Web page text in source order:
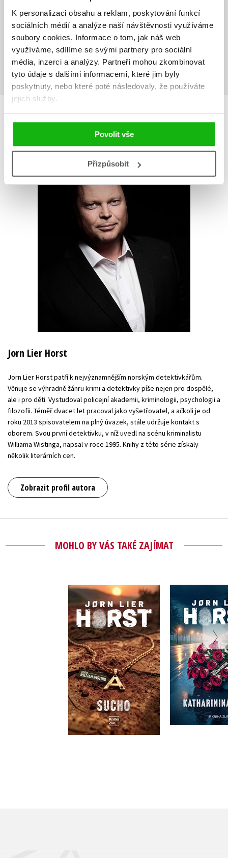
K personalizaci obsahu a reklam, poskytování funkcí
sociálních médií a analýze naší návštěvnosti využíváme
soubory cookies. Informace o tom, jak náš web
využíváme, sdílíme se svými partnery pro sociální
média, inzerci a analýzy. Partneři mohou zkombinovat
tyto údaje s dalšími informacemi, které jim byly
poskytnuty, nebo které poté následovaly, že používáte
jejich služby.
Povolit vše
Přizpůsobit
Vaše hodnocení
Uživatelskou recenzi mohou vkládat pouze registrovaní uživatelé
Přihlásit
AUTOR KNIHY
Jorn Lier Horst
Jorn Lier Horst patří k nejvýznamnějším norským detektivkářům.
Věnuje se výhradně žánru krimi a detektivky píše nejen pro dospělé,
ale i pro děti. Vystudoval policejní akademii, kriminologii, psychologii a
filozofii. Téměř dvacet let pracoval jako vyšetřovatel, a ačkoli je od
roku 2013 spisovatelem na plný úvazek, stále udržuje kontakt s
oborem. Svou první detektivku, v níž uvedl na scénu kriminalistu
Williama Wistinga, napsal v roce 1995. Knihy z této série získaly
několik literárních cen.
Zobrazit profil autora
MOHLO BY VÁS TAKÉ ZAJÍMAT
Sucho
Jorn Lier Horst
Do košíku
469 Kč
375 Kč
Jorn Lier
Do
359 Kč